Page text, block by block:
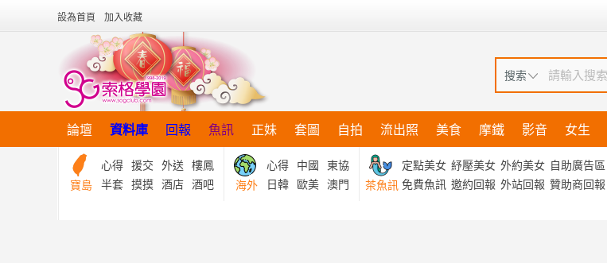
設為首頁 加入收藏
搜索
論壇 資料庫 回報 魚訊 正妹 套圖 自拍 流出照 美食 摩鐵 影音 女生
寶島
心得 援交 外送 樓鳳
半套 摸摸 酒店 酒吧 海外
心得 中國 東協
日韓 歐美 澳門 茶魚訊
定點美女 紓壓美女 外約美女 自助廣告區
免費魚訊 邀約回報 外站回報 贊助商回報